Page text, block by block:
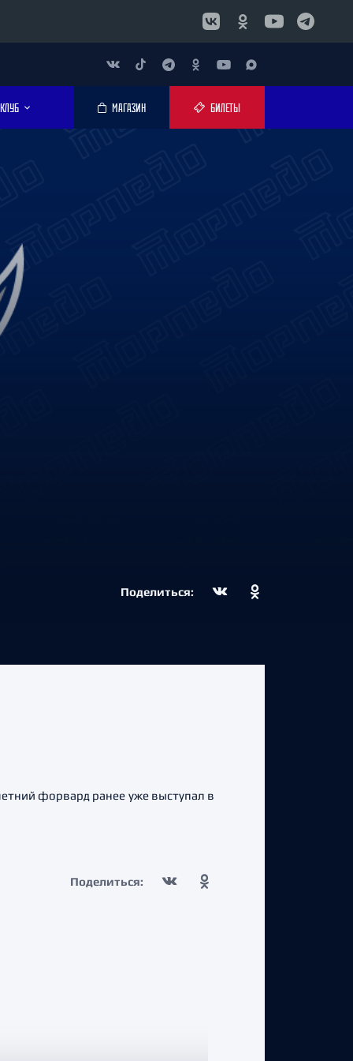
КЛУБ МАГАЗИН БИЛЕТЫ
Поделиться:
форвард ранее уже выступал в
Поделиться: